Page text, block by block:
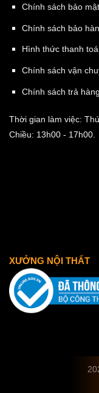
Chính sách bảo mật
Chính sách bảo
Hình thức thanh
Chính sách vận
Chính sách trả
Thời gian làm việc:
Chiều: 13h00 - 17h00.
XƯỞNG NỘI THẤT